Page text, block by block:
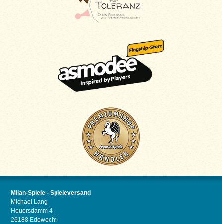
Milan-Spiele - Spieleversand
Michael Lang
Heuersdamm 4
26188 Edewecht